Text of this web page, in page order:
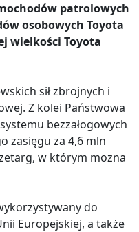
patrolowych
osobowych Toyota
wielkości Toyota
sił zbrojnych i
Z kolei Państwowa
bezzałogowych
zasięgu za 4,6 mln
w którym mozna
do
Europejskiej, a także